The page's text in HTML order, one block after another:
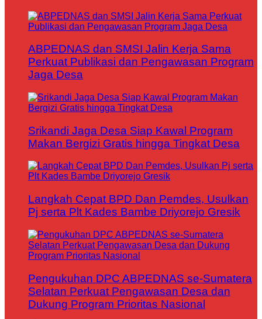
ABPEDNAS dan SMSI Jalin Kerja Sama
Perkuat Publikasi dan Pengawasan Program
Jaga Desa
Srikandi Jaga Desa Siap Kawal Program
Makan Bergizi Gratis hingga Tingkat Desa
Langkah Cepat BPD Dan Pemdes, Usulkan
Pj serta Plt Kades Bambe Driyorejo Gresik
Pengukuhan DPC ABPEDNAS se-Sumatera
Selatan Perkuat Pengawasan Desa dan
Dukung Program Prioritas Nasional